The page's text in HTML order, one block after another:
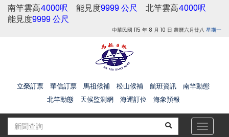
南竿雲高4000呎 能見度9999 公尺 北竿雲高4000呎
能見度9999 公尺
中華民國 115 年 8 月 10 日 農曆六月廿八 星期一
立榮訂票 華信訂票 馬祖候補 松山候補 航班資訊
南竿動態
北竿動態
天候監測網 海運訂位 海象預報
Toggle